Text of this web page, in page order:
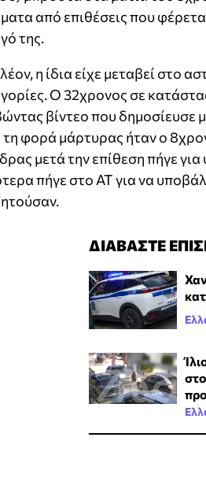
από επιθέσεις που
της.
η ίδια είχε μεταβεί στο
Ο 32χρονος σε
βίντεο που δημοσίευσε
τη φορά μάρτυρας ήταν ο
μετά την επίθεση πήγε για
πήγε στο ΑΤ για να
ΔΙΑΒΑΣΤΕ